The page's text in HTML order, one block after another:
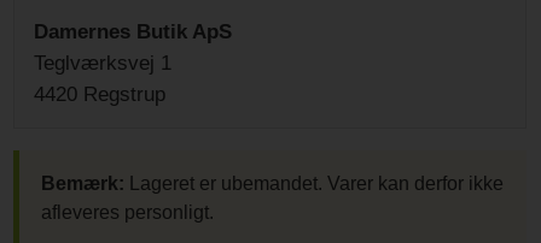
Damernes Butik ApS
Teglværksvej 1
4420 Regstrup
Bemærk: Lageret er ubemandet. Varer kan derfor ikke
afleveres personligt.